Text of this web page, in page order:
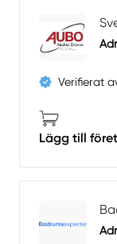
Verifierat
Lägg till